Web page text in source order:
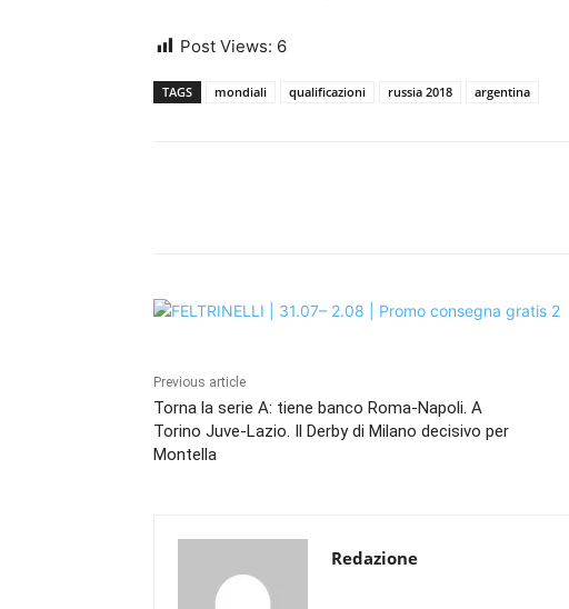
Post Views: 6
TAGS mondiali qualificazioni russia 2018 argentina
Previous article
Torna la serie A: tiene banco Roma-Napoli. A
Torino Juve-Lazio. Il Derby di Milano decisivo per
Montella
Redazione